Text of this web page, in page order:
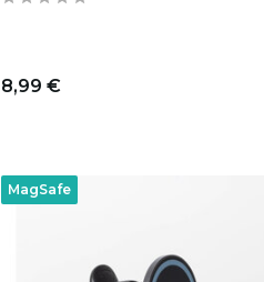
8,99 €
MagSafe